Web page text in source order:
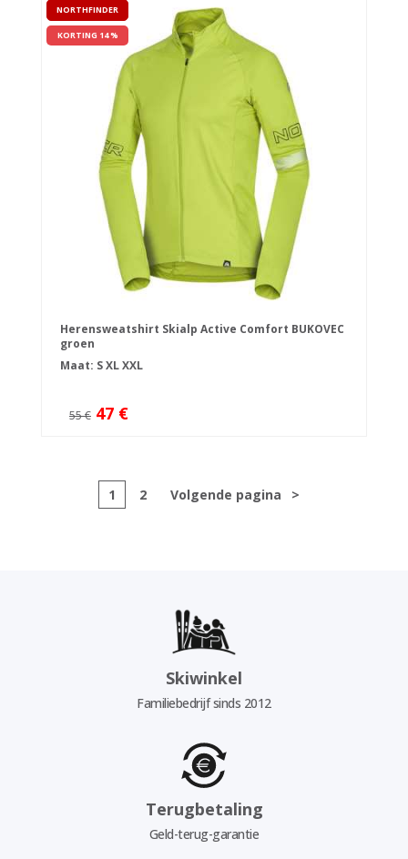
NORTHFINDER
KORTING 14 %
Herensweatshirt Skialp Active Comfort BUKOVEC
groen
Maat: SXLXXL
55 € 47 €
1 2 Volgende pagina >
Skiwinkel
Familiebedrijf sinds 2012
Terugbetaling
Geld-terug-garantie